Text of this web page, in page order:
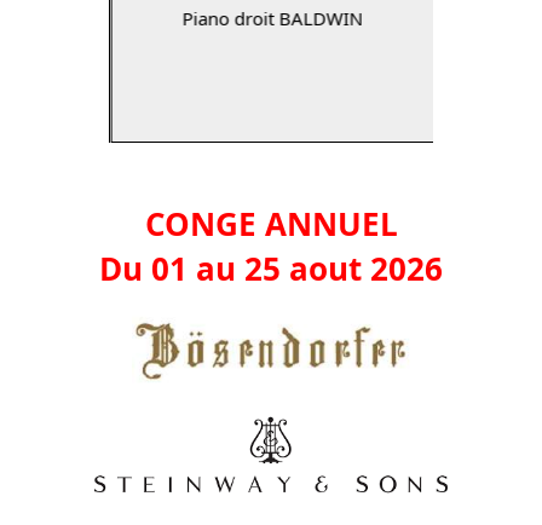
Piano droit BALDWIN
CONGE ANNUEL
Du 01 au 25 aout 2026